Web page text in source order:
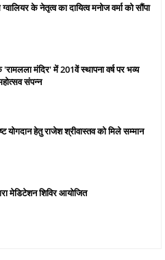
के नेतृत्व का दायित्व मनोज वर्मा को सौंपा
मंदिर' में 201वें स्थापना वर्ष पर भव्य
संपन्न
योगदान हेतु राजेश श्रीवास्तव को मिले सम्मान
मेडिटेशन शिविर आयोजित